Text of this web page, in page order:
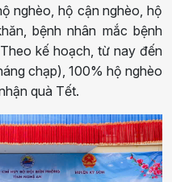
nghèo, hộ cận nghèo, hộ
bệnh nhân mắc bệnh
kế hoạch, từ nay đến
chạp), 100% hộ nghèo
quà Tết.